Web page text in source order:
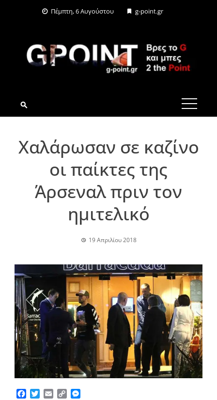
Πέμπτη, 6 Αυγούστου g-point.gr
G-POINT.GR
Χαλάρωσαν σε καζίνο
οι παίκτες της
Άρσεναλ πριν τον
ημιτελικό
19 Απριλίου 2018
Facebook
TwitterEmailCopy